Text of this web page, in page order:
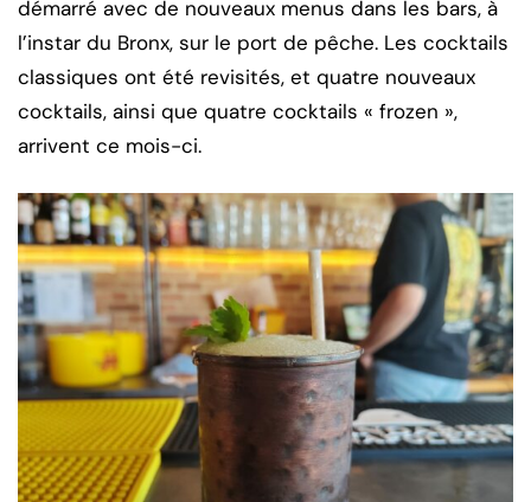
démarré avec de nouveaux menus dans les bars, à
l’instar du Bronx, sur le port de pêche. Les cocktails
classiques ont été revisités, et quatre nouveaux
cocktails, ainsi que quatre cocktails « frozen »,
arrivent ce mois-ci.